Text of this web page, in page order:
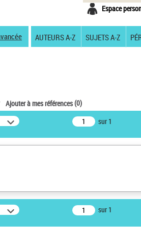
Espace
AUTEURS A-Z SUJETS A-Z
Ajouter à mes références(0)
sur 1
sur 1